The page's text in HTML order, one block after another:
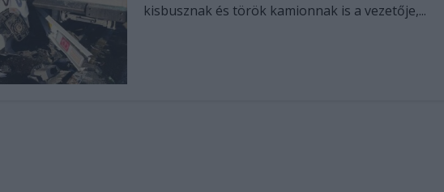
kisbusznak és török kamionnak is a vezetője,...